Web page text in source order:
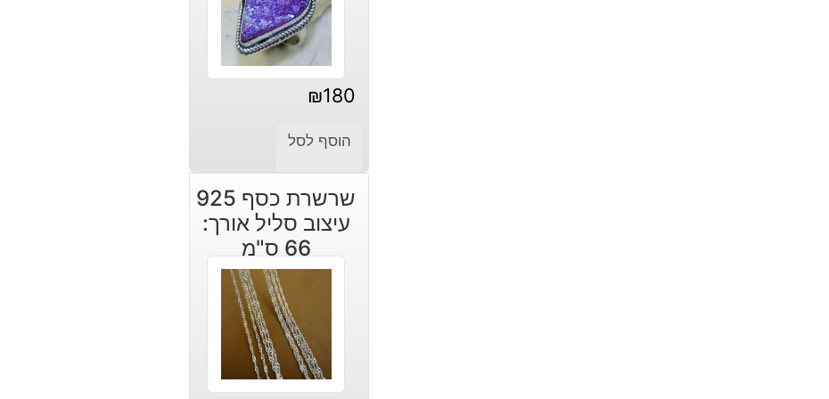
₪180
הוסף לסל
שרשרת כסף 925
עיצוב סליל אורך:
66 ס"מ